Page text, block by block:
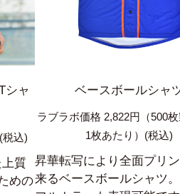
シャ
税込)
質
めの
ベースボールシャ
ラブラボ価格 2,822円（500
1枚あたり）(税込)
昇華転写により全面プリ
来るベースボールシャツ。